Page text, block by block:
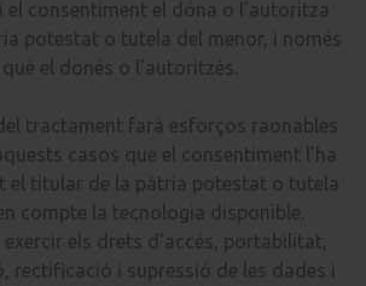
consentiment el dóna o l’autoritza
potestat o tutela del menor, i només
el donés o l’autoritzés.
tractament farà esforços raonables
casos que el consentiment l’ha
el titular de la pàtria potestat o tutela
compte la tecnologia disponible.
exercir els drets d’accés, portabilitat,
rectificació i supressió de les dades i